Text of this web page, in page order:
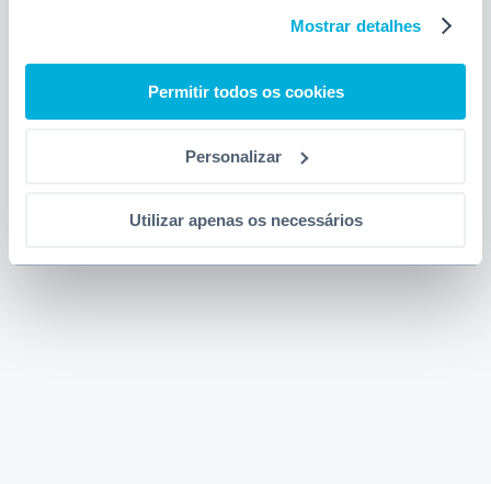
Mostrar detalhes
Permitir todos os cookies
Personalizar
Utilizar apenas os necessários